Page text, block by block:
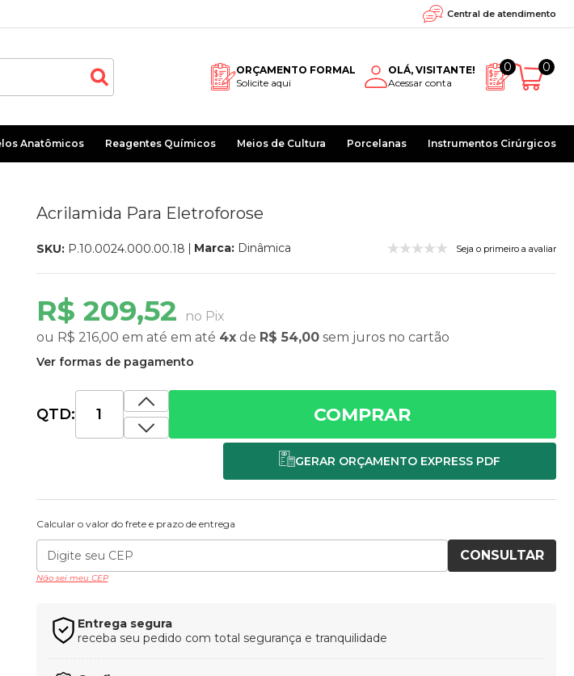
Central de atendimento
ORÇAMENTO FORMAL
Solicite aqui
OLÁ, VISITANTE!
Acessar conta
0 0
Anatômicos Reagentes Químicos Meios de Cultura Porcelanas Instrumentos Cirúrgicos
Acrilamida Para Eletroforose
Seja o primeiro a avaliar
SKU:P.10.0024.000.00.18 Marca: Dinâmica
R$ 209,52
no Pix
ou R$ 216,00 em até em até 4xde R$ 54,00 sem jurosno cartão
Ver formas de pagamento
QTD: COMPRAR
Calcular o valor do frete e prazo de entrega
CONSULTAR
Não sei meu CEP
Entrega segura
receba seu pedido com total segurança e tranquilidade